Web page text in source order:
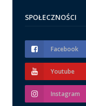
SPOŁECZNOŚCI
Facebook
Youtube
Instagram